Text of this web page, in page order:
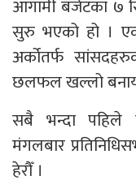
आगामी बजेटका ७
सुरु भएको हो ।
अर्कोतर्फ
छलफल खल्लो
सबै भन्दा पहिले
मंगलबार
हेरौँ ।